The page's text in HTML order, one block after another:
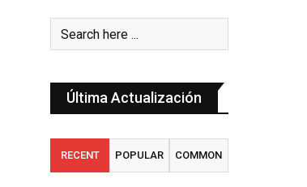
Última Actualización
RECENT POPULAR COMMON